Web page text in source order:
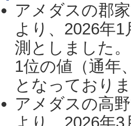
アメダスの郡
より、2026年
測としました
1位の値（通年
となっており
アメダスの高
より、2026年